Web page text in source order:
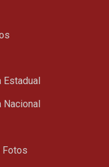
Estadual
Nacional
Fotos